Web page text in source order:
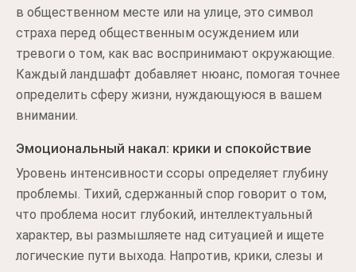
в общественном месте или на улице, это символ
страха перед общественным осуждением или
тревоги о том, как вас воспринимают окружающие.
Каждый ландшафт добавляет нюанс, помогая точнее
определить сферу жизни, нуждающуюся в вашем
внимании.
Эмоциональный накал: крики и спокойствие
Уровень интенсивности ссоры определяет глубину
проблемы. Тихий, сдержанный спор говорит о том,
что проблема носит глубокий, интеллектуальный
характер, вы размышляете над ситуацией и ищете
логические пути выхода. Напротив, крики, слезы и